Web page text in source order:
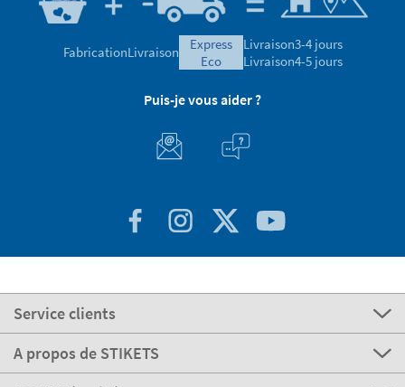
8.724 Avis validés
Avis validé
Puis-je vous aider ?